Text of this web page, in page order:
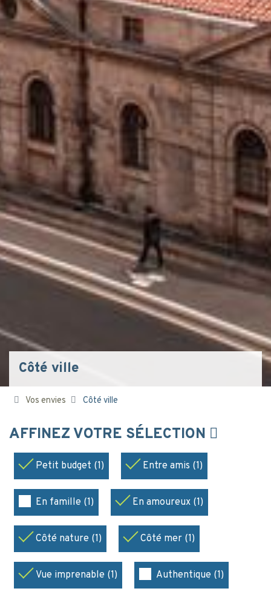
Côté ville
Vos envies Côté ville
AFFINEZ VOTRE SÉLECTION
Petit budget (1) Entre amis (1)
En famille (1) En amoureux (1)
Côté nature (1) Côté mer (1)
Vue imprenable (1) Authentique (1)